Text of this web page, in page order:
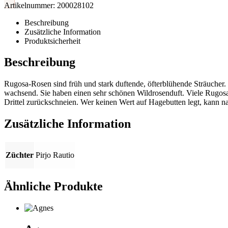
Artikelnummer: 200028102
Beschreibung
Zusätzliche Information
Produktsicherheit
Beschreibung
Rugosa-Rosen sind früh und stark duftende, öfterblühende
wachsend. Sie haben einen sehr schönen Wildrosenduft. Viele
Drittel zurückschneien. Wer keinen Wert auf Hagebutten legt, kann
Zusätzliche Information
Züchter Pirjo Rautio
Ähnliche Produkte